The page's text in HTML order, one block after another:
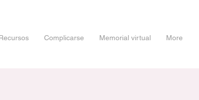
Complicarse Memorial virtual More